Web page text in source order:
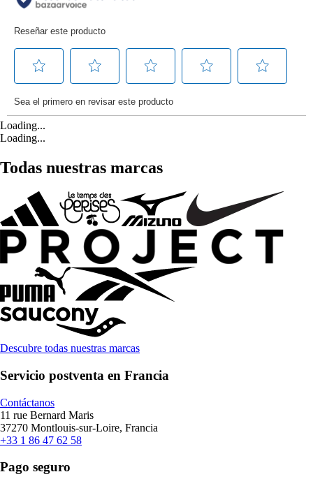
Loading...
Loading...
Todas nuestras marcas
Descubre todas nuestras marcas
Servicio postventa en Francia
Contáctanos
11 rue Bernard Maris
37270 Montlouis-sur-Loire, Francia
+33 1 86 47 62 58
Pago seguro